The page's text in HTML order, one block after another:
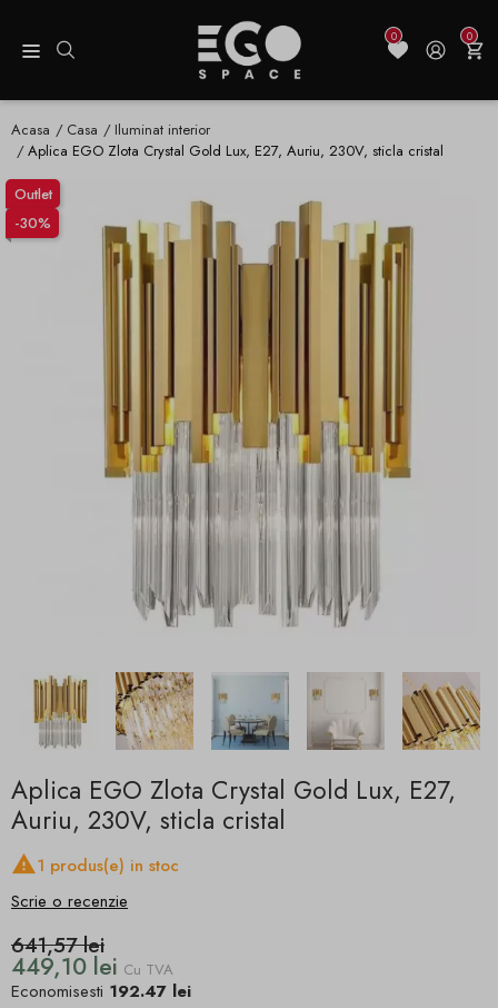
0 0
Acasa Casa
Iluminat interior
Aplica EGO Zlota Crystal Gold Lux, E27, Auriu, 230V, sticla cristal
Outlet
-30%
Aplica EGO Zlota Crystal Gold Lux, E27,
Auriu, 230V, sticla cristal
1 produs(e) in stoc
Scrie o recenzie
641,57 lei
449,10 lei Cu TVA
Economisesti 192.47 lei